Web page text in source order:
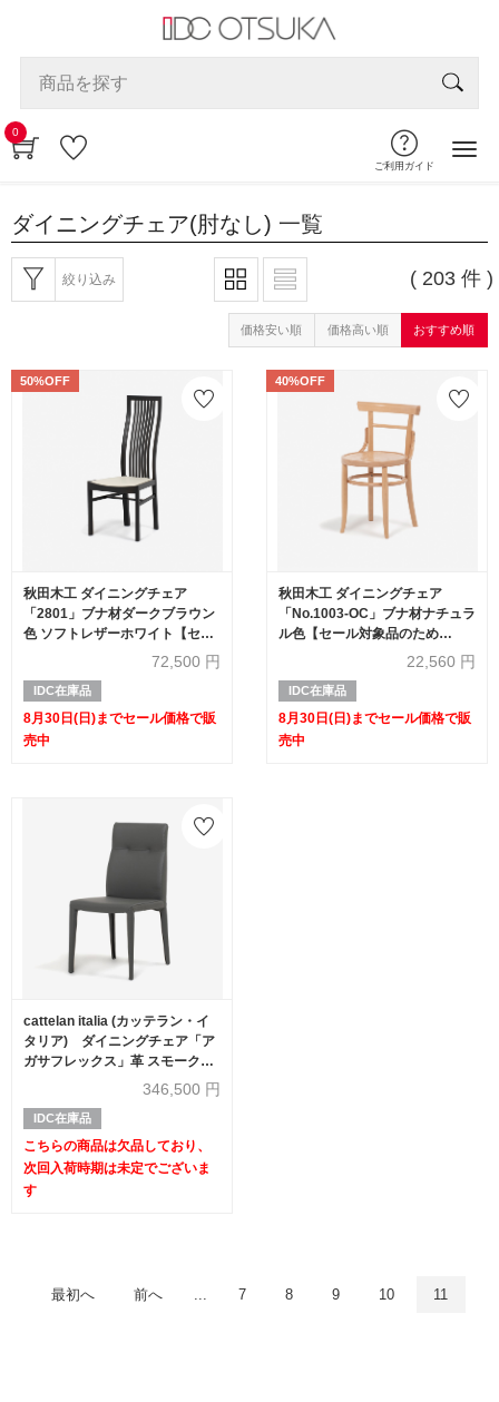
0
ご利用ガイド
ダイニングチェア(肘なし) 一覧
絞り込み ( 203 件 )
価格安い順 価格高い順 おすすめ順
50%OFF
秋田木工 ダイニングチェア
「2801」ブナ材ダークブラウン
色 ソフトレザーホワイト【セー
ル対象品のため50%OFF】
72,500 円
IDC在庫品
8月30日(日)までセール価格で販
売中
40%OFF
秋田木工 ダイニングチェア
「No.1003-OC」ブナ材ナチュラ
ル色【セール対象品のため
22,560 円
IDC在庫品
8月30日(日)までセール価格で販
売中
cattelan italia (カッテラン・イ
タリア) ダイニングチェア「ア
ガサフレックス」革 スモーク色
346,500 円
IDC在庫品
こちらの商品は欠品しており、
次回入荷時期は未定でございま
す
最初へ 前へ 7 8 9 10 11